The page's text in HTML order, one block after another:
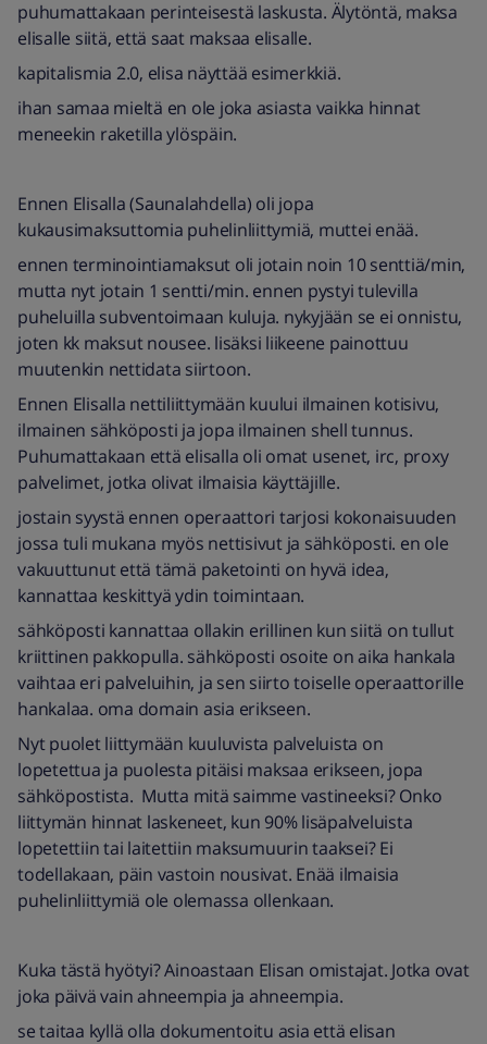
puhumattakaan perinteisestä laskusta. Älytöntä, maksa
elisalle siitä, että saat maksaa elisalle.
kapitalismia 2.0, elisa näyttää esimerkkiä.
ihan samaa mieltä en ole joka asiasta vaikka hinnat
meneekin raketilla ylöspäin.
Ennen Elisalla (Saunalahdella) oli jopa
kukausimaksuttomia puhelinliittymiä, muttei enää.
ennen terminointiamaksut oli jotain noin 10 senttiä/min,
mutta nyt jotain 1 sentti/min. ennen pystyi tulevilla
puheluilla subventoimaan kuluja. nykyjään se ei onnistu,
joten kk maksut nousee. lisäksi liikeene painottuu
muutenkin nettidata siirtoon.
Ennen Elisalla nettiliittymään kuului ilmainen kotisivu,
ilmainen sähköposti ja jopa ilmainen shell tunnus.
Puhumattakaan että elisalla oli omat usenet, irc, proxy
palvelimet, jotka olivat ilmaisia käyttäjille.
jostain syystä ennen operaattori tarjosi kokonaisuuden
jossa tuli mukana myös nettisivut ja sähköposti. en ole
vakuuttunut että tämä paketointi on hyvä idea,
kannattaa keskittyä ydin toimintaan.
sähköposti kannattaa ollakin erillinen kun siitä on tullut
kriittinen pakkopulla. sähköposti osoite on aika hankala
vaihtaa eri palveluihin, ja sen siirto toiselle operaattorille
hankalaa. oma domain asia erikseen.
Nyt puolet liittymään kuuluvista palveluista on
lopetettua ja puolesta pitäisi maksaa erikseen, jopa
sähköpostista. Mutta mitä saimme vastineeksi? Onko
liittymän hinnat laskeneet, kun 90% lisäpalveluista
lopetettiin tai laitettiin maksumuurin taaksei? Ei
todellakaan, päin vastoin nousivat. Enää ilmaisia
puhelinliittymiä ole olemassa ollenkaan.
Kuka tästä hyötyi? Ainoastaan Elisan omistajat. Jotka ovat
joka päivä vain ahneempia ja ahneempia.
se taitaa kyllä olla dokumentoitu asia että elisan